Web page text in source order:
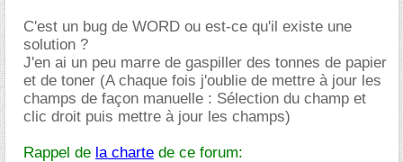
C'est un bug de WORD ou est-ce qu'il existe une
solution ?
J'en ai un peu marre de gaspiller des tonnes de papier
et de toner (A chaque fois j'oublie de mettre à jour les
champs de façon manuelle : Sélection du champ et
clic droit puis mettre à jour les champs)
Rappel de la charte de ce forum: